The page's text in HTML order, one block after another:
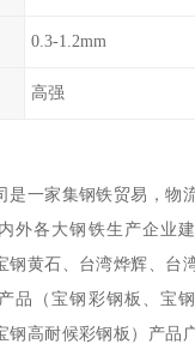
0.3-1.2mm
高强
是一家集钢铁贸易，物
外各大钢铁生产企业
黄石、台湾烨辉、台
品（宝钢彩钢板、宝
高耐候彩钢板）产品